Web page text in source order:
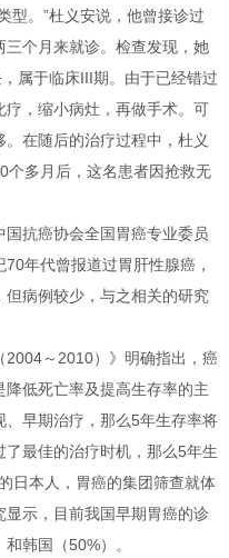
。”杜义安说，他曾接诊过
个月来就诊。检查发现，她
属于临床III期。由于已经错过
，缩小病灶，再做手术。可
在随后的治疗过程中，杜义
个多月后，这名患者因抢救无
抗癌协会全国胃癌专业委员
年代曾报道过胃肝性腺癌，
病例较少，与之相关的研究
～2010）》明确指出，癌
低死亡率及提高生存率的主
早期治疗，那么5年生存率将
最佳的治疗时机，那么5年生
日本人，胃癌的集团筛查就体
示，目前我国早期胃癌的诊
韩国（50%）。